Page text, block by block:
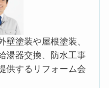
壁塗装や屋根塗装、
湯器交換、防水工事
供するリフォーム会